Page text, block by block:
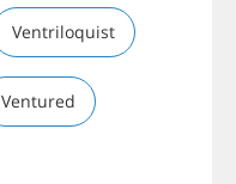
Ventriloquist
Ventured